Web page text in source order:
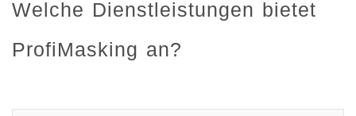
Welche Dienstleistungen bietet
ProfiMasking an?